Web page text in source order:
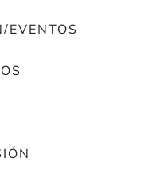
EVENTOS